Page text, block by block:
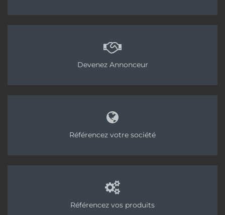
Devenez Annonceur
Référencez votre société
Référencez vos produits